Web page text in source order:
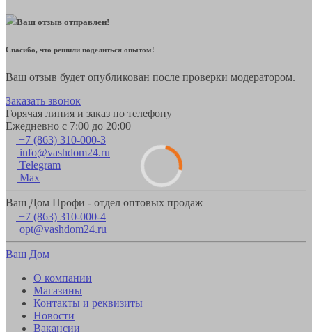
Ваш отзыв отправлен!
Спасибо, что решили поделиться опытом!
Ваш отзыв будет опубликован после проверки модератором.
Заказать звонок
Горячая линия и заказ по телефону
Ежедневно с 7:00 до 20:00
+7 (863) 310-000-3
info@vashdom24.ru
Telegram
Max
Ваш Дом Профи - отдел оптовых продаж
+7 (863) 310-000-4
opt@vashdom24.ru
Ваш Дом
О компании
Магазины
Контакты и реквизиты
Новости
Вакансии